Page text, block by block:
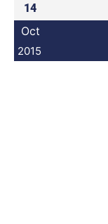
14
Oct
2015